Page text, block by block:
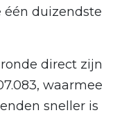
één duizendste
direct zijn
waarmee
sneller is